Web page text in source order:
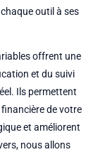
outil à ses
offrent une
et du suivi
Ils permettent
financière de votre
et améliorent
nous allons